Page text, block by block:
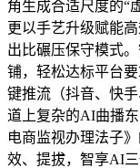
角生成合适尺度的“
更以手艺升级赋能
出比碾压保守模式
铺，轻松达标平台
键推流（抖音、快
道上复杂的AI曲播
电商监视办理法子
效、提拔，智享AI